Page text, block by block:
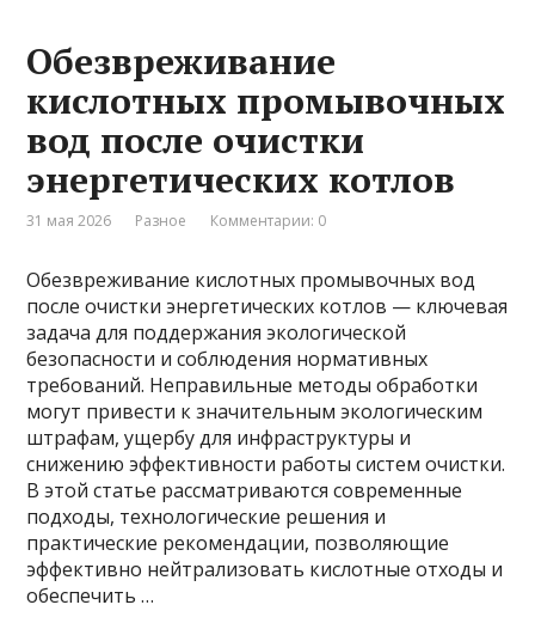
Обезвреживание
кислотных промывочных
вод после очистки
энергетических котлов
31 мая 2026 Разное Комментарии: 0
Обезвреживание кислотных промывочных вод
после очистки энергетических котлов — ключевая
задача для поддержания экологической
безопасности и соблюдения нормативных
требований. Неправильные методы обработки
могут привести к значительным экологическим
штрафам, ущербу для инфраструктуры и
снижению эффективности работы систем очистки.
В этой статье рассматриваются современные
подходы, технологические решения и
практические рекомендации, позволяющие
эффективно нейтрализовать кислотные отходы и
обеспечить …